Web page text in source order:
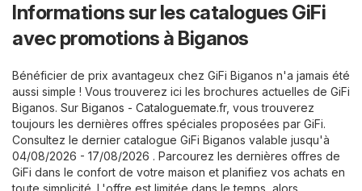
Informations sur les catalogues GiFi
avec promotions à Biganos
Bénéficier de prix avantageux chez GiFi Biganos n'a jamais été
aussi simple ! Vous trouverez ici les brochures actuelles de GiFi
Biganos. Sur Biganos - Cataloguemate.fr, vous trouverez
toujours les dernières offres spéciales proposées par GiFi.
Consultez le dernier catalogue GiFi Biganos valable jusqu'à
04/08/2026 - 17/08/2026 . Parcourez les dernières offres de
GiFi dans le confort de votre maison et planifiez vos achats en
toute simplicité. L'offre est limitée dans le temps, alors